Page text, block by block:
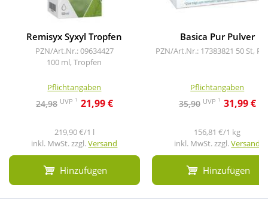
Remisyx Syxyl Tropfen
PZN/Art.Nr.: 09634427
100 ml, Tropfen
Pflichtangaben
24,98 UVP 1 21,99 €
219,90 €/1 l
inkl. MwSt. zzgl.Versand
Hinzufügen
Basica Pur Pulver
PZN/Art.Nr.: 17383821 50 St,
Pflichtangaben
35,90 UVP 1 31,99 €
156,81 €/1 kg
inkl. MwSt. zzgl.Versand
Hinzufügen